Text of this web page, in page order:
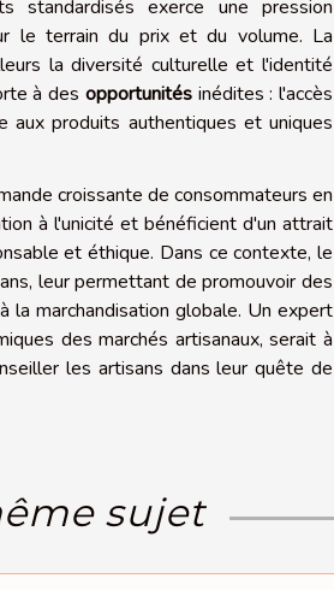
standardisés exerce une pression
le terrain du prix et du volume. La
la diversité culturelle et l'identité
à des opportunitésinédites : l'accès
produits authentiques et uniques
croissante de consommateurs en
à l'unicité et bénéficient d'un attrait
et éthique. Dans ce contexte, le
leur permettant de promouvoir des
la marchandisation globale. Un expert
des marchés artisanaux, serait à
les artisans dans leur quête de
sujet